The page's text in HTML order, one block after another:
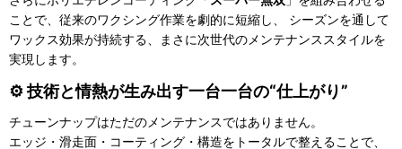
ことで、従来のワクシング作業を劇的に短縮し、 シーズンを通して
ワックス効果が持続する、まさに次世代のメンテナンススタイルを
実現します。
⚙️ 技術と情熱が生み出す一台一台の“仕上がり”
チューンナップはただのメンテナンスではありません。
エッジ・滑走面・コーティング・構造をトータルで整えることで、